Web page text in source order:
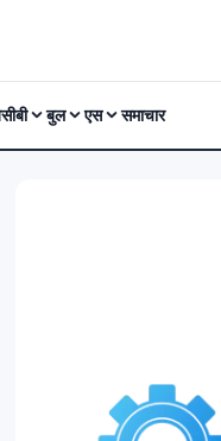
बुल एस समाचार